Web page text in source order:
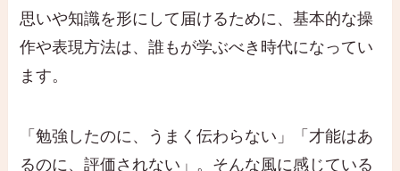
思いや知識を形にして届けるために、基本的な操
作や表現方法は、誰もが学ぶべき時代になってい
ます。
「勉強したのに、うまく伝わらない」「才能はあ
るのに、評価されない」。そんな風に感じている